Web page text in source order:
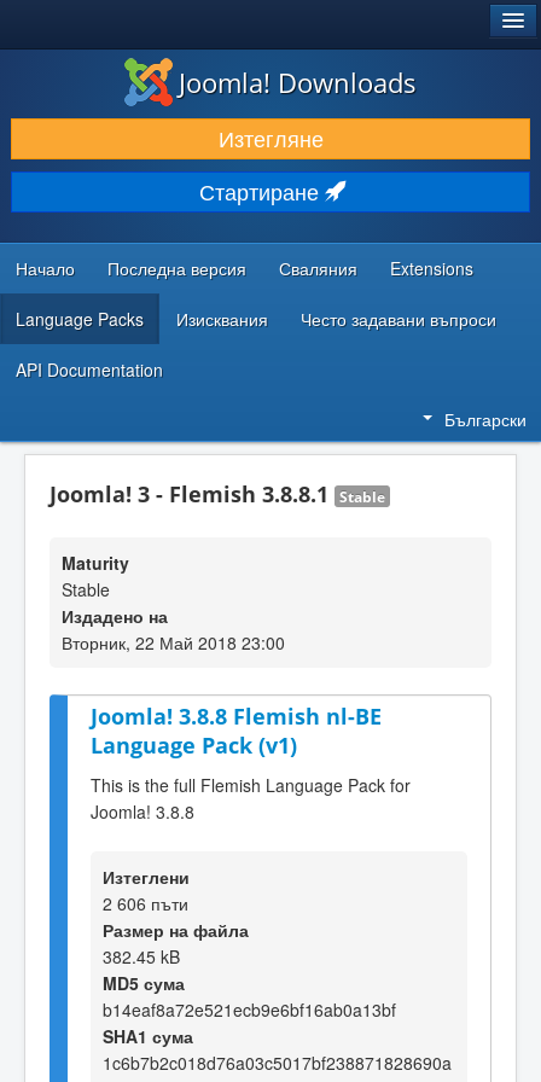
ИЗТЕГЛЯНЕ & РАЗШИРЯВАНЕ
ОТКРИВАЙТЕ & УЧЕТЕ
ОБЩНОСТ & ПОДДРЪЖКА
РЕСУРСИ ЗА РАЗРАБОТКА
Joomla! Downloads
Изтегляне
Стартиране
Начало Последна версия Сваляния Extensions
Language Packs Изисквания Често задавани въпроси
API Documentation
Български
Joomla! 3 - Flemish 3.8.8.1 Stable
Maturity
Stable
Издадено на
Вторник, 22 Май 2018 23:00
Joomla! 3.8.8 Flemish nl-BE
Language Pack (v1)
This is the full Flemish Language Pack for
Joomla! 3.8.8
Изтеглени
2 606 пъти
Размер на файла
382.45 kB
MD5 сума
b14eaf8a72e521ecb9e6bf16ab0a13bf
SHA1 сума
1c6b7b2c018d76a03c5017bf238871828690a